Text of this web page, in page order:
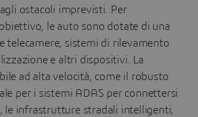
ostacoli imprevisti. Per
le auto sono dotate di una
telecamere, sistemi di rilevamento
e altri dispositivi. La
ad alta velocità, come il robusto
per i sistemi ADAS per connettersi
le infrastrutture stradali intelligenti,